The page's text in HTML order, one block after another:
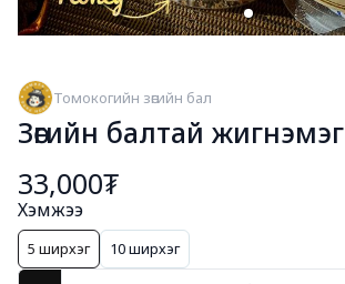
Томокогийн зөгийн бал
Зөгийн балтай жигнэмэг
33,000₮
Хэмжээ
5 ширхэг 10 ширхэг